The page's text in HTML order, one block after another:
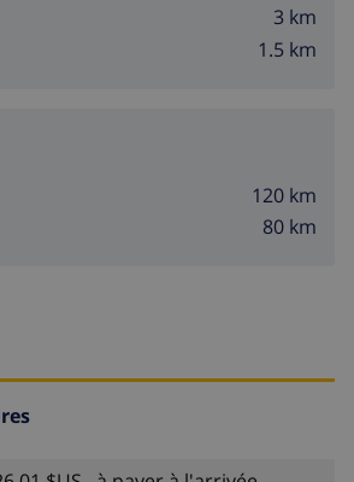
3 km
1.5 km
120 km
80 km